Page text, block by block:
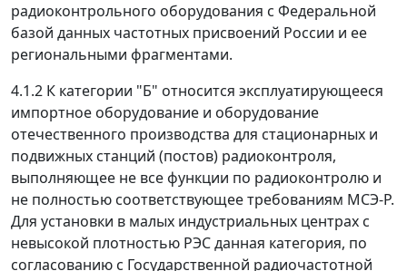
радиоконтрольного оборудования с Федеральной
базой данных частотных присвоений России и ее
региональными фрагментами.
4.1.2 К категории "Б" относится эксплуатирующееся
импортное оборудование и оборудование
отечественного производства для стационарных и
подвижных станций (постов) радиоконтроля,
выполняющее не все функции по радиоконтролю и
не полностью соответствующее требованиям МСЭ-Р.
Для установки в малых индустриальных центрах с
невысокой плотностью РЭС данная категория, по
согласованию с Государственной радиочастотной